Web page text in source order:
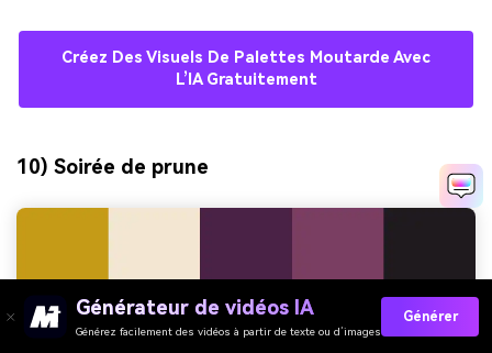
Créez Des Visuels De Palettes Moutarde Avec
L’IA Gratuitement
10) Soirée de prune
Générateur de vidéos IA
Générez facilement des vidéos à partir de texte ou d’images
Générer